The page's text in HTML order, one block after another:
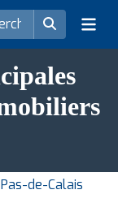
de-Calais